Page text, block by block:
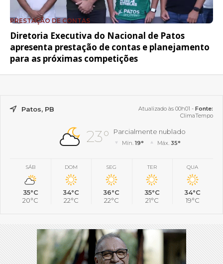
PRESTAÇÃO DE CONTAS
Diretoria Executiva do Nacional de Patos
apresenta prestação de contas e planejamento
para as próximas competições
Patos, PB Atualizado às 00h01 - Fonte:
ClimaTempo
23° Parcialmente nublado
Mín.19° Máx. 35°
SÁB
35°C
20°C
DOM
34°C
22°C
SEG
36°C
22°C
TER
35°C
21°C
QUA
34°C
19°C